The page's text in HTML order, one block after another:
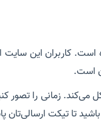
کاربران این
است.
زمانی را تصور
تا تیکت ارسالی‌تان